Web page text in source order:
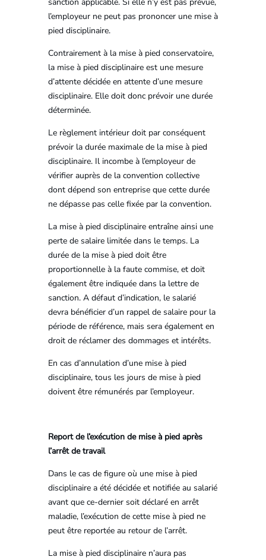
l’employeur ne peut pas prononcer une mise à
pied disciplinaire.
Contrairement à la mise à pied conservatoire,
la mise à pied disciplinaire est une mesure
d’attente décidée en attente d’une mesure
disciplinaire. Elle doit donc prévoir une durée
déterminée.
Le règlement intérieur doit par conséquent
prévoir la durée maximale de la mise à pied
disciplinaire. Il incombe à l’employeur de
vérifier auprès de la convention collective
dont dépend son entreprise que cette durée
ne dépasse pas celle fixée par la convention.
La mise à pied disciplinaire entraîne ainsi une
perte de salaire limitée dans le temps. La
durée de la mise à pied doit être
proportionnelle à la faute commise, et doit
également être indiquée dans la lettre de
sanction. A défaut d’indication, le salarié
devra bénéficier d’un rappel de salaire pour la
période de référence, mais sera également en
droit de réclamer des dommages et intérêts.
En cas d’annulation d’une mise à pied
disciplinaire, tous les jours de mise à pied
doivent être rémunérés par l’employeur.
Report de l’exécution de mise à pied après
l’arrêt de travail
Dans le cas de figure où une mise à pied
disciplinaire a été décidée et notifiée au salarié
avant que ce-dernier soit déclaré en arrêt
maladie, l’exécution de cette mise à pied ne
peut être reportée au retour de l’arrêt.
La mise à pied disciplinaire n’aura pas